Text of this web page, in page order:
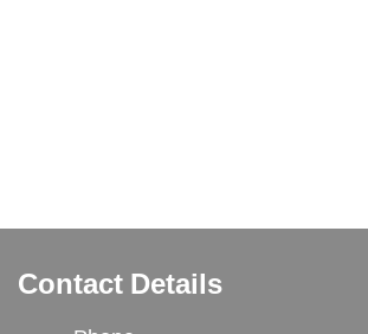
Contact Details